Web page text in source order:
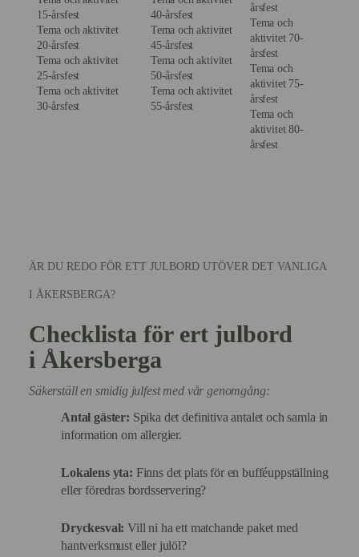
15-årsfest
Tema och aktivitet
20-årsfest
Tema och aktivitet
25-årsfest
Tema och aktivitet
30-årsfest
40-årsfest
Tema och aktivitet
45-årsfest
Tema och aktivitet
50-årsfest
Tema och aktivitet
55-årsfest
årsfest
Tema och
aktivitet 70-
årsfest
Tema och
aktivitet 75-
årsfest
Tema och
aktivitet 80-
årsfest
ÄR DU REDO FÖR ETT JULBORD UTÖVER DET VANLIGA
I ÅKERSBERGA?
Checklista för ert julbord
i Åkersberga
Säkerställ en smidig julfest med vår genomgång:
Antal gäster: Spika det definitiva antalet och samla in
information om allergier.
Lokalens yta: Finns det plats för en bufféuppställning
eller föredras bordsservering?
Dryckesval: Vill ni ha ett matchande paket med
hantverksmust eller julöl?